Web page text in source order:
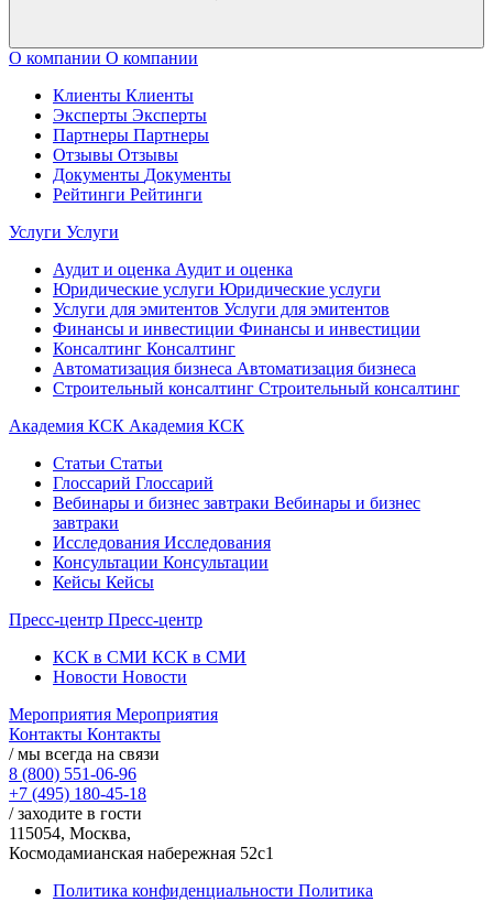
О компании О компании
Клиенты Клиенты
Эксперты Эксперты
Партнеры Партнеры
Отзывы Отзывы
Документы Документы
Рейтинги Рейтинги
Услуги Услуги
Аудит и оценка Аудит и оценка
Юридические услуги Юридические услуги
Услуги для эмитентов Услуги для эмитентов
Финансы и инвестиции Финансы и инвестиции
Консалтинг Консалтинг
Автоматизация бизнеса Автоматизация бизнеса
Строительный консалтинг Строительный консалтинг
Академия КСК Академия КСК
Статьи Статьи
Глоссарий Глоссарий
Вебинары и бизнес завтраки Вебинары и бизнес
завтраки
Исследования Исследования
Консультации Консультации
Кейсы Кейсы
Пресс-центр Пресс-центр
КСК в СМИ КСК в СМИ
Новости Новости
Мероприятия Мероприятия
Контакты Контакты
/ мы всегда на связи
8 (800) 551-06-96
+7 (495) 180-45-18
/ заходите в гости
115054, Москва,
Космодамианская набережная 52с1
Политика конфиденциальности Политика